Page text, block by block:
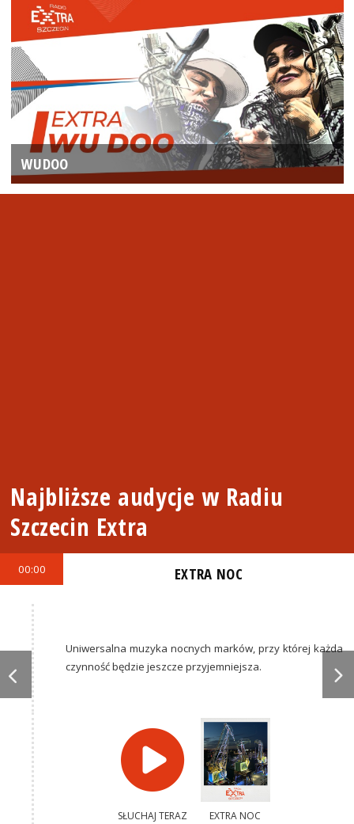
WUDOO
Najbliższe audycje w Radiu
Szczecin Extra
00:00 EXTRA NOC
Uniwersalna muzyka nocnych marków, przy której każda
czynność będzie jeszcze przyjemniejsza.
SŁUCHAJ TERAZ EXTRA NOC